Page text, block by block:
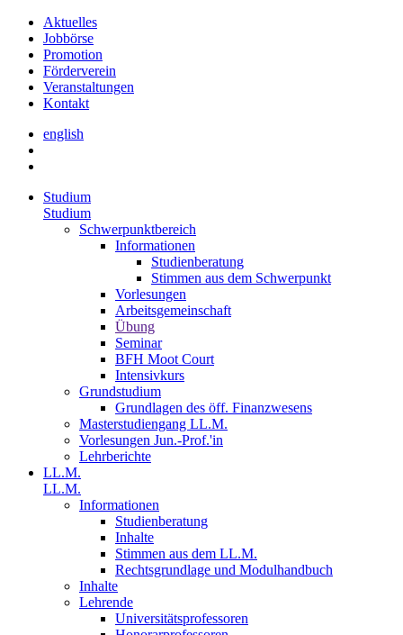
Aktuelles
Jobbörse
Promotion
Förderverein
Veranstaltungen
Kontakt
english
Studium
Studium
Schwerpunktbereich
Informationen
Studienberatung
Stimmen aus dem Schwerpunkt
Vorlesungen
Arbeitsgemeinschaft
Übung
Seminar
BFH Moot Court
Intensivkurs
Grundstudium
Grundlagen des öff. Finanzwesens
Masterstudiengang LL.M.
Vorlesungen Jun.-Prof.'in
Lehrberichte
LL.M.
LL.M.
Informationen
Studienberatung
Inhalte
Stimmen aus dem LL.M.
Rechtsgrundlage und Modulhandbuch
Inhalte
Lehrende
Universitätsprofessoren